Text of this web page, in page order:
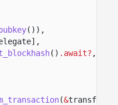
()),
() .await? ,
(&